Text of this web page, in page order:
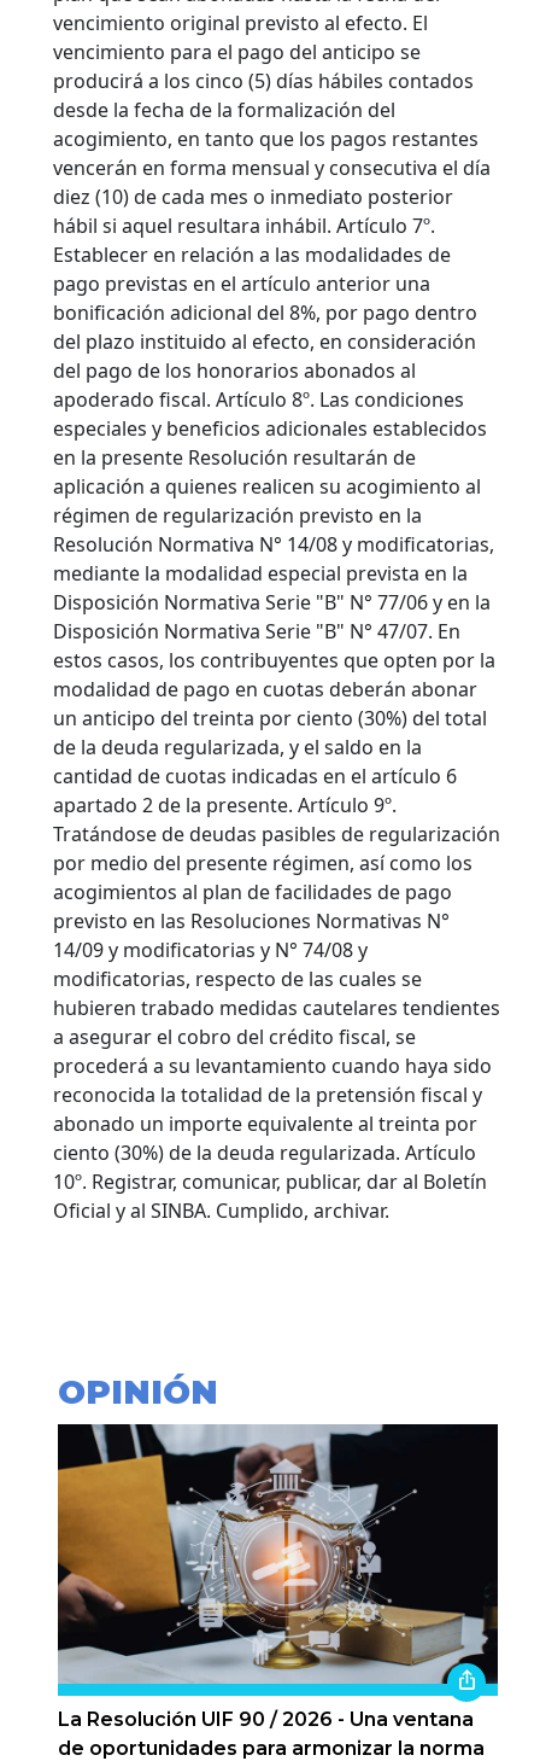
vencimiento original previsto al efecto. El
vencimiento para el pago del anticipo se
producirá a los cinco (5) días hábiles contados
desde la fecha de la formalización del
acogimiento, en tanto que los pagos restantes
vencerán en forma mensual y consecutiva el día
diez (10) de cada mes o inmediato posterior
hábil si aquel resultara inhábil. Artículo 7º.
Establecer en relación a las modalidades de
pago previstas en el artículo anterior una
bonificación adicional del 8%, por pago dentro
del plazo instituido al efecto, en consideración
del pago de los honorarios abonados al
apoderado fiscal. Artículo 8º. Las condiciones
especiales y beneficios adicionales establecidos
en la presente Resolución resultarán de
aplicación a quienes realicen su acogimiento al
régimen de regularización previsto en la
Resolución Normativa N° 14/08 y modificatorias,
mediante la modalidad especial prevista en la
Disposición Normativa Serie "B" N° 77/06 y en la
Disposición Normativa Serie "B" N° 47/07. En
estos casos, los contribuyentes que opten por la
modalidad de pago en cuotas deberán abonar
un anticipo del treinta por ciento (30%) del total
de la deuda regularizada, y el saldo en la
cantidad de cuotas indicadas en el artículo 6
apartado 2 de la presente. Artículo 9º.
Tratándose de deudas pasibles de regularización
por medio del presente régimen, así como los
acogimientos al plan de facilidades de pago
previsto en las Resoluciones Normativas N°
14/09 y modificatorias y N° 74/08 y
modificatorias, respecto de las cuales se
hubieren trabado medidas cautelares tendientes
a asegurar el cobro del crédito fiscal, se
procederá a su levantamiento cuando haya sido
reconocida la totalidad de la pretensión fiscal y
abonado un importe equivalente al treinta por
ciento (30%) de la deuda regularizada. Artículo
10º. Registrar, comunicar, publicar, dar al Boletín
Oficial y al SINBA. Cumplido, archivar.
OPINIÓN
La Resolución UIF 90 / 2026 - Una ventana
de oportunidades para armonizar la norma